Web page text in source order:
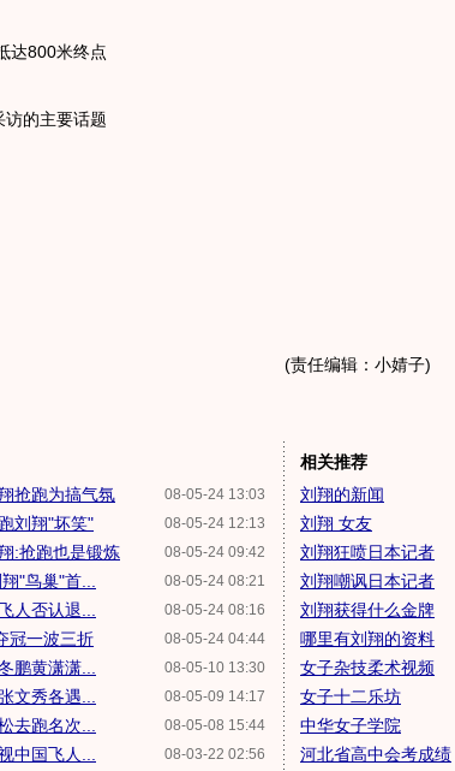
800米终点
的主要话题
(责任编辑：小婧子)
08-05-24 13:03
抢跑为搞气氛
08-05-24 12:13
刘翔"坏笑"
08-05-24 09:42
:抢跑也是锻炼
08-05-24 08:21
"鸟巢"首...
08-05-24 08:16
人否认退...
08-05-24 04:44
冠一波三折
08-05-10 13:30
鹏黄潇潇...
08-05-09 14:17
文秀各遇...
08-05-08 15:44
去跑名次...
08-03-22 02:56
中国飞人...
相关推荐
刘翔的新闻
刘翔 女友
刘翔狂喷日本记者
刘翔嘲讽日本记者
刘翔获得什么金牌
哪里有刘翔的资料
女子杂技柔术视频
女子十二乐坊
中华女子学院
河北省高中会考成绩